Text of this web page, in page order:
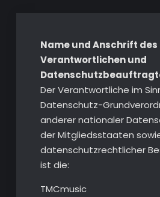
Name und Anschrift des
Verantwortlichen und
Der Verantwortliche im
Datenschutz-
anderer nationaler
der Mitgliedsstaaten
datenschutzrechtlicher
ist die:
TMCmusic